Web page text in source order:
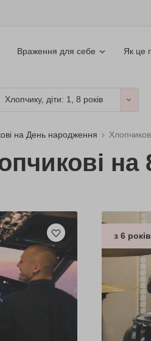
Враження для себе Як це
Хлопчику, діти: 1, 8 років
на День народження
на
з 6 років